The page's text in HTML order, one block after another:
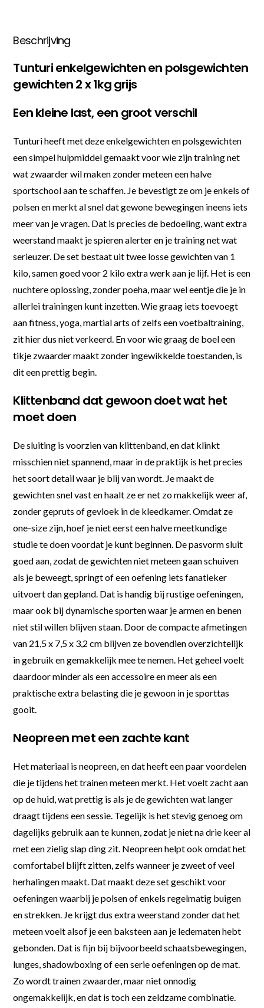
Beschrijving
Tunturi enkelgewichten en polsgewichten
gewichten 2 x 1kg grijs
Een kleine last, een groot verschil
Tunturi heeft met deze enkelgewichten en polsgewichten
een simpel hulpmiddel gemaakt voor wie zijn training net
wat zwaarder wil maken zonder meteen een halve
sportschool aan te schaffen. Je bevestigt ze om je enkels of
polsen en merkt al snel dat gewone bewegingen ineens iets
meer van je vragen. Dat is precies de bedoeling, want extra
weerstand maakt je spieren alerter en je training net wat
serieuzer. De set bestaat uit twee losse gewichten van 1
kilo, samen goed voor 2 kilo extra werk aan je lijf. Het is een
nuchtere oplossing, zonder poeha, maar wel eentje die je in
allerlei trainingen kunt inzetten. Wie graag iets toevoegt
aan fitness, yoga, martial arts of zelfs een voetbaltraining,
zit hier dus niet verkeerd. En voor wie graag de boel een
tikje zwaarder maakt zonder ingewikkelde toestanden, is
dit een prettig begin.
Klittenband dat gewoon doet wat het
moet doen
De sluiting is voorzien van klittenband, en dat klinkt
misschien niet spannend, maar in de praktijk is het precies
het soort detail waar je blij van wordt. Je maakt de
gewichten snel vast en haalt ze er net zo makkelijk weer af,
zonder gepruts of gevloek in de kleedkamer. Omdat ze
one-size zijn, hoef je niet eerst een halve meetkundige
studie te doen voordat je kunt beginnen. De pasvorm sluit
goed aan, zodat de gewichten niet meteen gaan schuiven
als je beweegt, springt of een oefening iets fanatieker
uitvoert dan gepland. Dat is handig bij rustige oefeningen,
maar ook bij dynamische sporten waar je armen en benen
niet stil willen blijven staan. Door de compacte afmetingen
van 21,5 x 7,5 x 3,2 cm blijven ze bovendien overzichtelijk
in gebruik en gemakkelijk mee te nemen. Het geheel voelt
daardoor minder als een accessoire en meer als een
praktische extra belasting die je gewoon in je sporttas
gooit.
Neopreen met een zachte kant
Het materiaal is neopreen, en dat heeft een paar voordelen
die je tijdens het trainen meteen merkt. Het voelt zacht aan
op de huid, wat prettig is als je de gewichten wat langer
draagt tijdens een sessie. Tegelijk is het stevig genoeg om
dagelijks gebruik aan te kunnen, zodat je niet na drie keer al
met een zielig slap ding zit. Neopreen helpt ook omdat het
comfortabel blijft zitten, zelfs wanneer je zweet of veel
herhalingen maakt. Dat maakt deze set geschikt voor
oefeningen waarbij je polsen of enkels regelmatig buigen
en strekken. Je krijgt dus extra weerstand zonder dat het
meteen voelt alsof je een baksteen aan je ledematen hebt
gebonden. Dat is fijn bij bijvoorbeeld schaatsbewegingen,
lunges, shadowboxing of een serie oefeningen op de mat.
Zo wordt trainen zwaarder, maar niet onnodig
ongemakkelijk, en dat is toch een zeldzame combinatie.